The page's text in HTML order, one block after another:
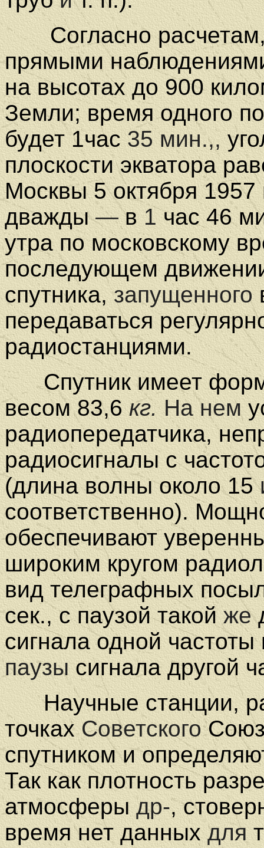
Согласно расчетам,
прямыми
на высотах до 900
Земли; время одного
будет 1час35 мин.,,
плоскости экватора
Москвы 5 октября 1957
дважды—в1час 46
утра по московскому
последующем движении
спутника,запущенного
передаваться
радиостанциями.
Спутник имеет
весом 83,6кг.На нем
радиопередатчика,
радиосигналы с
(длина волны около 15
соответственно).
обеспечивают
широким кругом
вид телеграфных
сек., с паузой такойже
сигнала одной
паузысигнала другой
Научные станции,
точкахСоветского
спутником и
Так как плотность
атмосферыдр-,
время нет данныхдля